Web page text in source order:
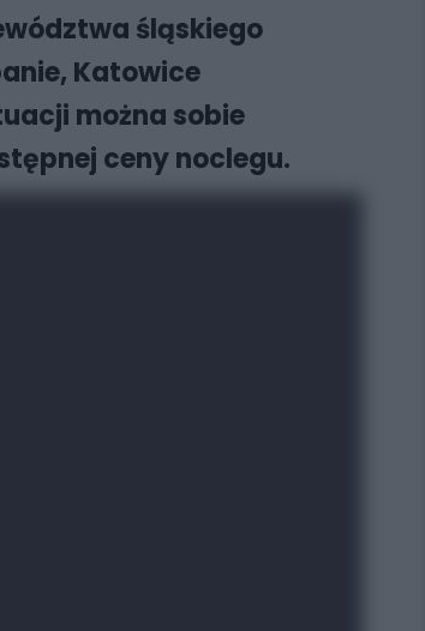
śląskiego
Katowice
można sobie
ceny noclegu.